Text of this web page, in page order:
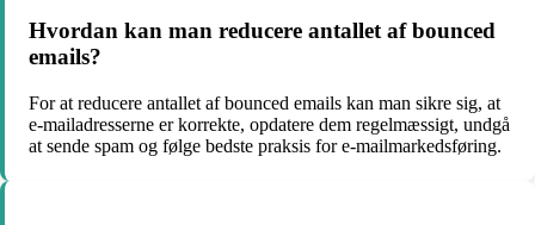
Hvordan kan man reducere antallet af bounced
emails?
For at reducere antallet af bounced emails kan man sikre sig, at
e-mailadresserne er korrekte, opdatere dem regelmæssigt, undgå
at sende spam og følge bedste praksis for e-mailmarkedsføring.